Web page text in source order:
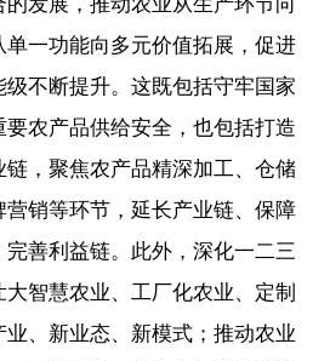
一功能向多元价值拓展，促进
不断提升。这既包括守牢国家
农产品供给安全，也包括打造
链，聚焦农产品精深加工、仓储
销等环节，延长产业链、保障
善利益链。此外，深化一二三
智慧农业、工厂化农业、定制
、新业态、新模式；推动农业